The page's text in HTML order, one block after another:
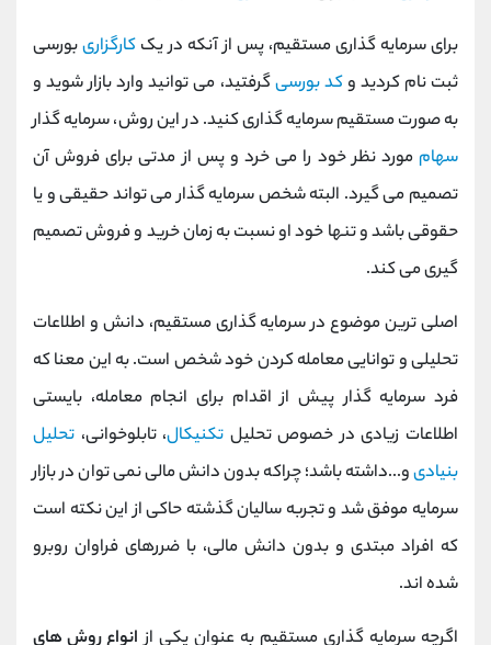
برای سرمایه گذاری مستقیم، پس از آنکه در یک کارگزاریبورسی
ثبت نام کردید وکد بورسیگرفتید، می توانید وارد بازار شوید و
به صورت مستقیم سرمایه گذاری کنید. در این روش، سرمایه گذار
سهام مورد نظر خود را می خرد و پس از مدتی برای فروش آن
تصمیم می گیرد. البته شخص سرمایه گذار می تواند حقیقی و یا
حقوقی باشد و تنها خود او نسبت به زمان خرید و فروش تصمیم
گیری می کند.
اصلی ترین موضوع در سرمایه گذاری مستقیم، دانش و اطلاعات
تحلیلی و توانایی معامله کردن خود شخص است. به این معنا که
فرد سرمایه گذار پیش از اقدام برای انجام معامله، بایستی
اطلاعات زیادی در خصوص تحلیل تکنیکال، تابلوخوانی، تحلیل
بنیادیو...داشته باشد؛ چراکه بدون دانش مالی نمی توان در بازار
سرمایه موفق شد و تجربه سالیان گذشته حاکی از این نکته است
که افراد مبتدی و بدون دانش مالی، با ضررهای فراوان روبرو
شده اند.
اگرچه سرمایه گذاری مستقیم به عنوان یکی از انواع روش های